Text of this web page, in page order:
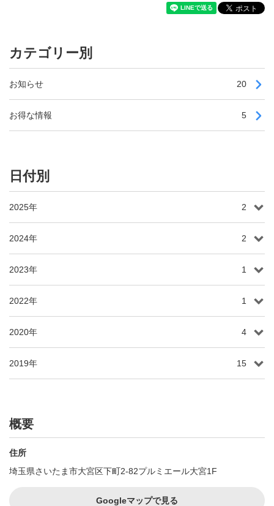
カテゴリー別
お知らせ 20
お得な情報 5
日付別
2025年 2
2024年 2
2023年 1
2022年 1
2020年 4
2019年 15
概要
住所
埼玉県さいたま市大宮区下町2-82プルミエール大宮1F
Googleマップで見る